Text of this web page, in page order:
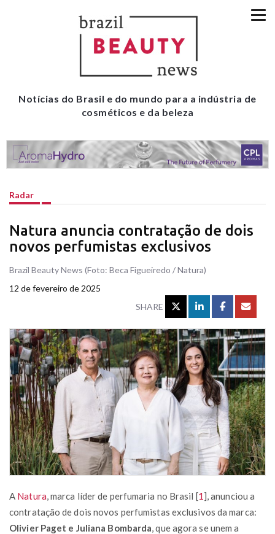
Notícias do Brasil e do mundo para a indústria de
cosméticos e da beleza
Radar
Natura anuncia contratação de dois
novos perfumistas exclusivos
Brazil Beauty News (Foto: Beca Figueiredo / Natura)
12 de fevereiro de 2025
SHARE
A Natura , marca líder de perfumaria no Brasil [1 ] , anunciou a
contratação de dois novos perfumistas exclusivos da marca:
Olivier Paget e Juliana Bombarda , que agora se unem a